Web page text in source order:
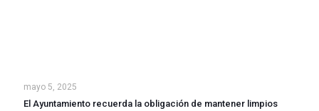
mayo 5, 2025
El Ayuntamiento recuerda la obligación de mantener limpios